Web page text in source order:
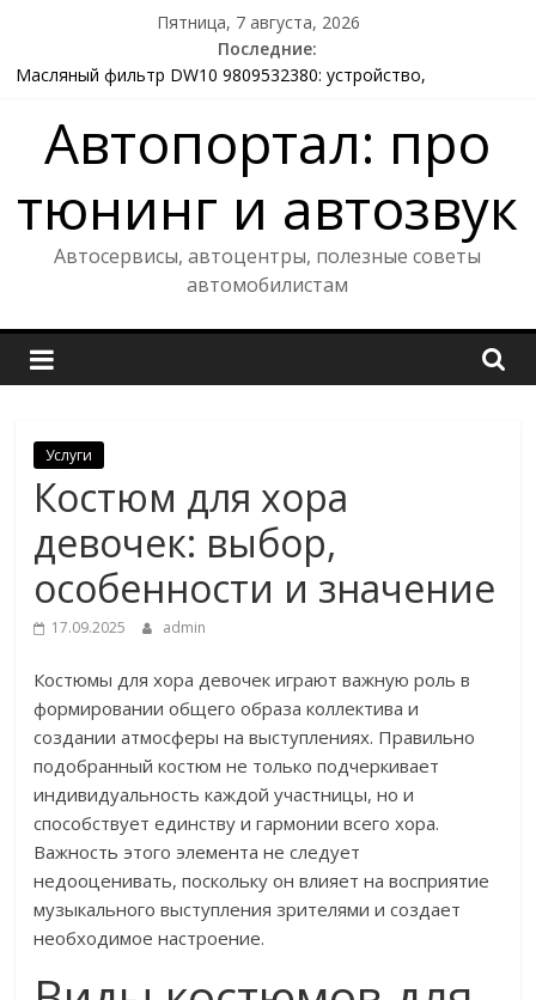
content
Пятница, 7 августа, 2026
Последние:
Масляный фильтр DW10 9809532380: устройство,
Метод «Фазы лототрона» — как анализировать и
прогнозировать тиражи Спортлото «6 из 45»
Метод «Горячие шары» — как пользоваться и как строится
прогноз для лотереи столото 6*45
Прием аккумуляторов в Екатеринбурге: как сдать старый
АКБ и не продешевить
Автопортал: про
тюнинг и автозвук
Автосервисы, автоцентры, полезные советы
автомобилистам
Услуги
Костюм для хора
девочек: выбор,
особенности и значение
17.09.2025 admin
Костюмы для хора девочек играют важную роль в
формировании общего образа коллектива и
создании атмосферы на выступлениях. Правильно
подобранный костюм не только подчеркивает
индивидуальность каждой участницы, но и
способствует единству и гармонии всего хора.
Важность этого элемента не следует
недооценивать, поскольку он влияет на восприятие
музыкального выступления зрителями и создает
необходимое настроение.